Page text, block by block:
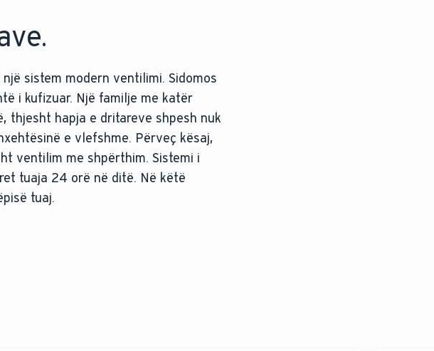
sistem modern ventilimi. Sidomos
i kufizuar. Një familje me katër
thjesht hapja e dritareve shpesh nuk
e vlefshme. Përveç kësaj,
ventilim me shpërthim. Sistemi i
tuaja 24 orë në ditë. Në këtë
tuaj.